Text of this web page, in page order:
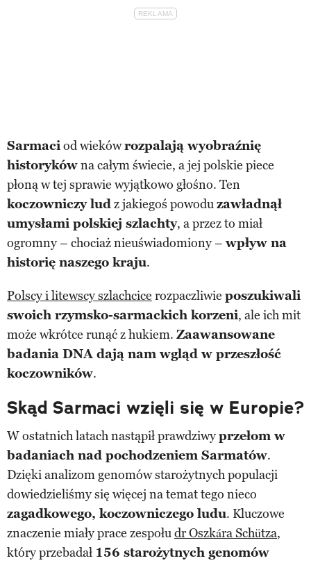
Sarmaciod wiekówrozpalają wyobraźnię
historykówna całym świecie, a jej polskie piece
płoną w tej sprawie wyjątkowo głośno. Ten
koczowniczy ludz jakiegoś powoduzawładnął
umysłami polskiej szlachty, a przez to miał
ogromny – chociaż nieuświadomiony – wpływ na
historię naszego kraju.
Polscy i litewscy szlachcice rozpaczliwie poszukiwali
swoich rzymsko-sarmackich korzeni, ale ich mit
może wkrótce runąć z hukiem. Zaawansowane
badania DNA dają nam wgląd w przeszłość
koczowników.
Skąd Sarmaci wzięli się w Europie?
W ostatnich latach nastąpił prawdziwyprzełom w
badaniach nad pochodzeniem Sarmatów.
Dzięki analizom genomów starożytnych populacji
dowiedzieliśmy się więcej na temat tego nieco
zagadkowego, koczowniczego ludu. Kluczowe
znaczenie miały prace zespołudr Oszkára Schütza,
który przebadał 156 starożytnych genomów